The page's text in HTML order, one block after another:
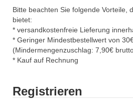
Bitte beachten Sie folgende Vorteile,
bietet:
* versandkostenfreie Lieferung
* Geringer Mindestbestellwert von
(Mindermengenzuschlag: 7,90€
* Kauf auf Rechnung
Registrieren